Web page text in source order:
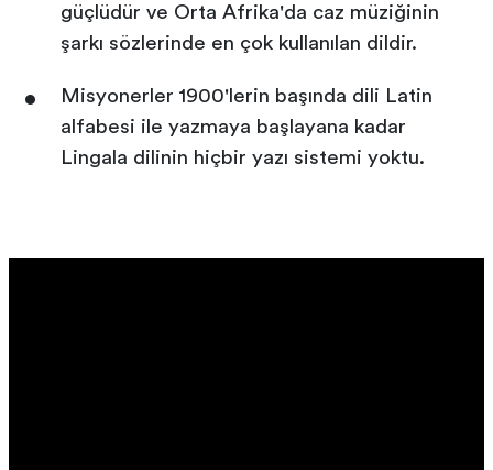
güçlüdür ve Orta Afrika'da caz müziğinin
şarkı sözlerinde en çok kullanılan dildir.
Misyonerler 1900'lerin başında dili Latin
alfabesi ile yazmaya başlayana kadar
Lingala dilinin hiçbir yazı sistemi yoktu.